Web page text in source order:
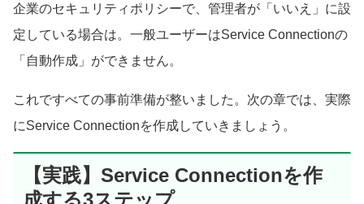
企業のセキュリティポリシーで、管理者が「いいえ」に設
定している場合は。一般ユーザーはService Connectionの
「自動作成」ができません。
これですべての事前準備が整いました。次の章では、実際
にService Connectionを作成していきましょう。
【実践】Service Connectionを作
成する3ステップ